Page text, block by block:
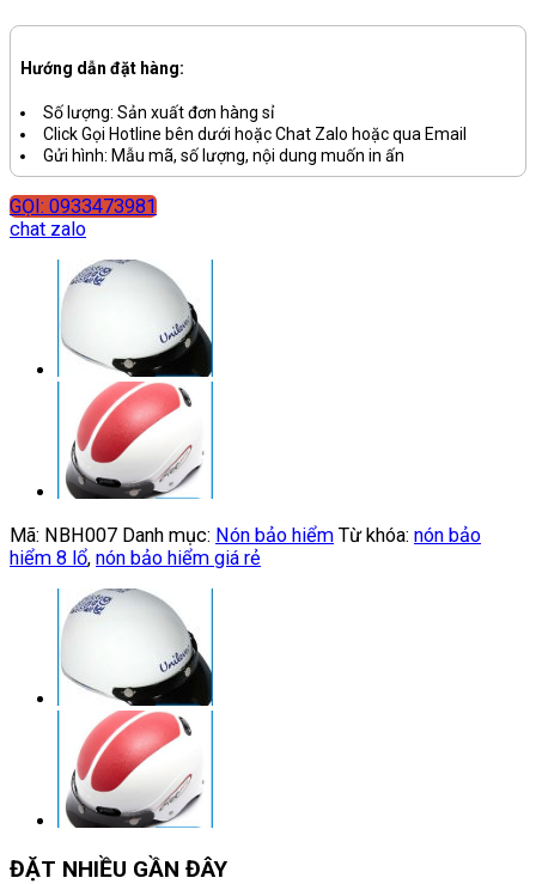
Hướng dẫn đặt hàng:
Số lượng: Sản xuất đơn hàng sỉ
Click Gọi Hotline bên dưới hoặc Chat Zalo hoặc qua Email
Gửi hình: Mẫu mã, số lượng, nội dung muốn in ấn
GỌI: 0933473981
chat zalo
Mã: NBH007 Danh mục: Nón bảo hiểm Từ khóa: nón bảo
hiểm 8 lổ, nón bảo hiểm giá rẻ
ĐẶT NHIỀU GẦN ĐÂY